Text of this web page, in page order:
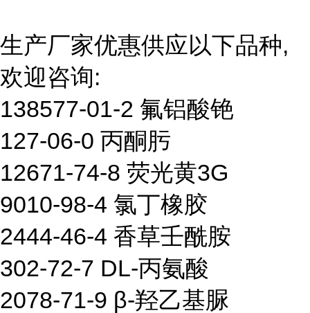
生产厂家优惠供应以下品种,
欢迎咨询:
138577-01-2 氟铝酸铯
127-06-0 丙酮肟
12671-74-8 荧光黄3G
9010-98-4 氯丁橡胶
2444-46-4 香草壬酰胺
302-72-7 DL-丙氨酸
2078-71-9 β-羟乙基脲